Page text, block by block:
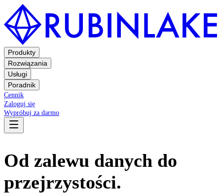
Produkty
Rozwiązania
Usługi
Poradnik
Cennik
Zaloguj się
Wypróbuj za darmo
Od zalewu danych do
przejrzystości.